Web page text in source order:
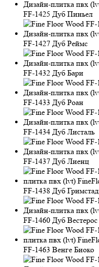
FF-1425 Дуб Пиньел
FF-1427 Дуб Реймс
FF-1432 Дуб Бари
FF-1433 Дуб Роан
FF-1434 Дуб Листаль
FF-1437 Дуб Лиенц
FF-1438 Дуб Гримстад
FF-1460 Дуб Вестерос
FF-1463 Венге Биоко